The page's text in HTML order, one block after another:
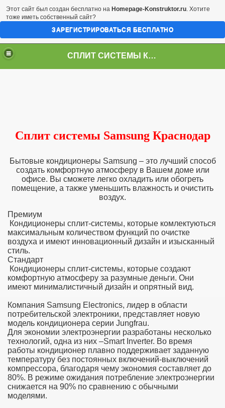
СПЛИТ СИСТЕМЫ КРАСНОДАР
Сплит системы Samsung Краснодар
Бытовые кондиционеры Samsung – это лучший способ
создать комфортную атмосферу в Вашем доме или
офисе. Вы сможете легко охладить или обогреть
помещение, а также уменьшить влажность и очистить
воздух.
Премиум
Кондиционеры сплит-системы, которые комлектуються
максимальным количеством функций по очистке
воздуха и имеют инновационный дизайн и изысканный
стиль.
Стандарт
Кондиционеры сплит-системы, которые создают
комфортную атмосферу за разумные деньги. Они
имеют минималистичный дизайн и опрятный вид.
Компания Samsung Electronics, лидер в области
потребительской электроники, представляет новую
модель кондиционера серии Jungfrau.
Для экономии электроэнергии разработаны несколько
технологий, одна из них –Smart Inverter. Во время
работы кондиционер плавно поддерживает заданную
температуру без постоянных включений-выключений
компрессора, благодаря чему экономия составляет до
80%. В режиме ожидания потребление электроэнергии
снижается на 90% по сравнению с обычными
моделями.
Этот сайт был создан бесплатно на Homepage-Konstruktor.ru. Хотите
тоже иметь собственный сайт?
ЗАРЕГИСТРИРОВАТЬСЯ БЕСПЛАТНО